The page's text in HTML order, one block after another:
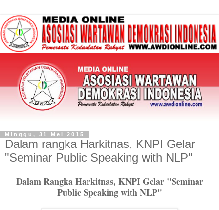
Minggu, 31 Mei 2015
Dalam rangka Harkitnas, KNPI Gelar
"Seminar Public Speaking with NLP"
Dalam Rangka Harkitnas, KNPI Gelar "Seminar
Public Speaking with NLP"